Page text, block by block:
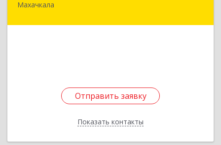
Махачкала
Отправить заявку
Показать контакты
368971, Дагестан Респ, Ботлихский р-н, Ботлих
Отправить заявку
Назад